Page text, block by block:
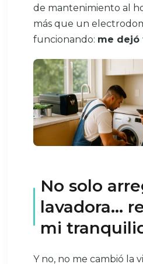
de mantenimiento al
más que un
funcionando: me dejó
No solo
lavadora…
mi
Y no, no me cambió la